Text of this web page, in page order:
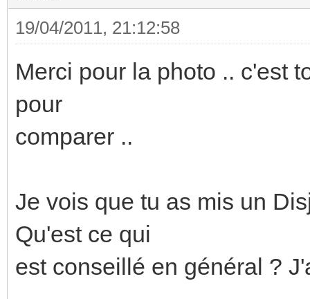
19/04/2011, 21:12:58
Merci pour la photo .. c'est
pour
comparer ..
Je vois que tu as mis un
Qu'est ce qui
est conseillé en général ?